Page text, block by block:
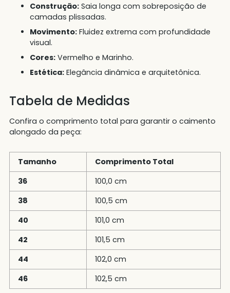
Construção: Saia longa com sobreposição de
camadas plissadas.
Movimento: Fluidez extrema com profundidade
visual.
Cores: Vermelho e Marinho.
Estética: Elegância dinâmica e arquitetônica.
Tabela de Medidas
Confira o comprimento total para garantir o caimento
alongado da peça:
Tamanho
Comprimento Total
36
100,0 cm
38
100,5 cm
40
101,0 cm
42
101,5 cm
44
102,0 cm
46
102,5 cm